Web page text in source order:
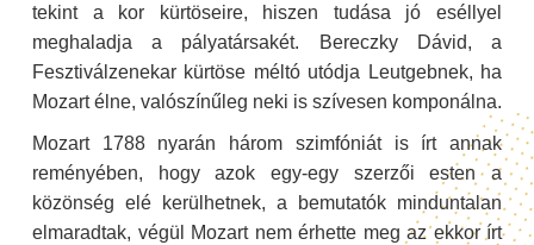
tekint a kor kürtöseire, hiszen tudása jó eséllyel
meghaladja a pályatársakét. Bereczky Dávid, a
Fesztiválzenekar kürtöse méltó utódja Leutgebnek, ha
Mozart élne, valószínűleg neki is szívesen komponálna.
Mozart 1788 nyarán három szimfóniát is írt annak
reményében, hogy azok egy-egy szerzői esten a
közönség elé kerülhetnek, a bemutatók minduntalan
elmaradtak, végül Mozart nem érhette meg az ekkor írt